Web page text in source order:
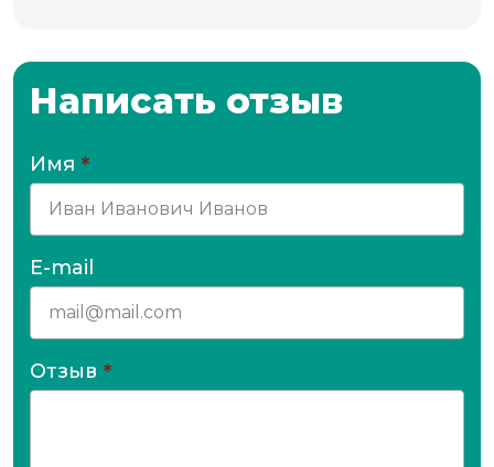
Написать отзыв
Имя *
E-mail
Отзыв *